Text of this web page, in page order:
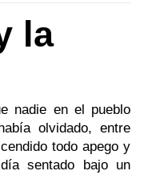
la
nadie en el pueblo
olvidado, entre
todo apego y
sentado bajo un